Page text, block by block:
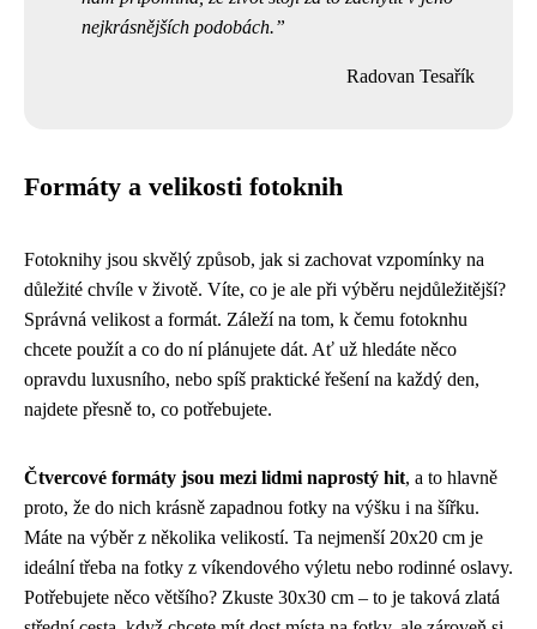
nejkrásnějších podobách.
Radovan Tesařík
Formáty a velikosti fotoknih
Fotoknihy jsou skvělý způsob, jak si zachovat vzpomínky na
důležité chvíle v životě. Víte, co je ale při výběru nejdůležitější?
Správná velikost a formát. Záleží na tom, k čemu fotoknhu
chcete použít a co do ní plánujete dát. Ať už hledáte něco
opravdu luxusního, nebo spíš praktické řešení na každý den,
najdete přesně to, co potřebujete.
Čtvercové formáty jsou mezi lidmi naprostý hit, a to hlavně
proto, že do nich krásně zapadnou fotky na výšku i na šířku.
Máte na výběr z několika velikostí. Ta nejmenší 20x20 cm je
ideální třeba na fotky z víkendového výletu nebo rodinné oslavy.
Potřebujete něco většího? Zkuste 30x30 cm – to je taková zlatá